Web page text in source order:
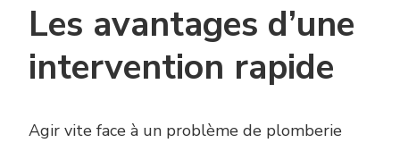
Les avantages d’une
intervention rapide
Agir vite face à un problème de plomberie